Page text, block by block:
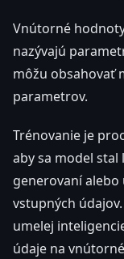
Vnútorné
nazývajú
môžu obsahovať
parametrov.
Trénovanie je
aby sa model
generovaní alebo
vstupných
umelej
údaje na